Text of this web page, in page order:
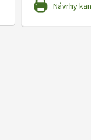
Návrhy